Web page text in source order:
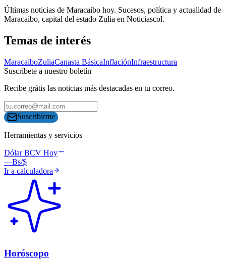
Últimas noticias de Maracaibo hoy. Sucesos, política y actualidad de
Maracaibo, capital del estado Zulia en Noticiascol.
Temas de interés
MaracaiboZuliaCanasta BásicaInflaciónInfraestructura
Suscríbete a nuestro boletín
Recibe grátis las noticias más destacadas en tu correo.
Suscribirme
Herramientas y servicios
Dólar BCV Hoy
—Bs/$
Ir a calculadora
Horóscopo